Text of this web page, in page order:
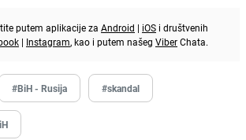
putem aplikacije za Android | iOS i društvenih
| Instagram, kao i putem našeg ViberChata.
#BiH - Rusija #skandal